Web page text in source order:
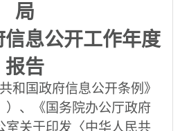
局
信息公开工作年度
报告
和国政府信息公开条例》
）、《国务院办公厅政府
室关于印发〈中华人民共